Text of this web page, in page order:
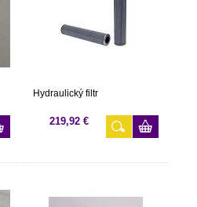
Hydraulický filtr
219,92 €